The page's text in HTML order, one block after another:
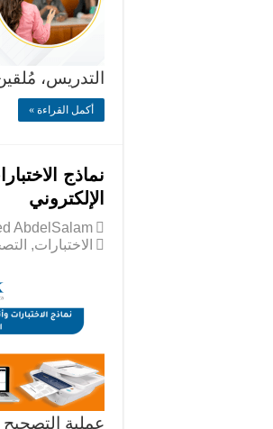
التدريس،
أكمل القراءة »
الإلكتروني
AbdelSalam
الاختبارات,
عملية التصحيح